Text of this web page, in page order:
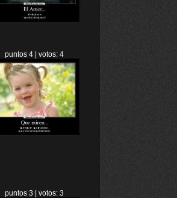
puntos 4 | votos: 4
puntos 3 | votos: 3